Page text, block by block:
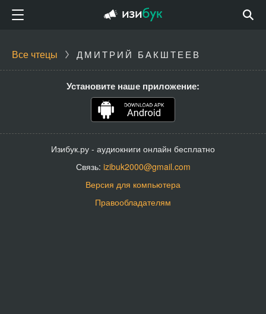
Все чтецы ДМИТРИЙ БАКШТЕЕВ
Установите наше приложение:
Изибук.ру - аудиокниги онлайн бесплатно
Связь: izibuk2000@gmail.com
Версия для компьютера
Правообладателям